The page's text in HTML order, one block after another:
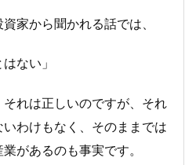
家から聞かれる話では、
ない」
れは正しいのですが、それ
わけもなく、そのままでは
があるのも事実です。